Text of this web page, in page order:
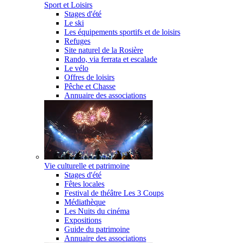
Sport et Loisirs
Stages d'été
Le ski
Les équipements sportifs et de loisirs
Refuges
Site naturel de la Rosière
Rando, via ferrata et escalade
Le vélo
Offres de loisirs
Pêche et Chasse
Annuaire des associations
Vie culturelle et patrimoine
Stages d'été
Fêtes locales
Festival de théâtre Les 3 Coups
Médiathèque
Les Nuits du cinéma
Expositions
Guide du patrimoine
Annuaire des associations